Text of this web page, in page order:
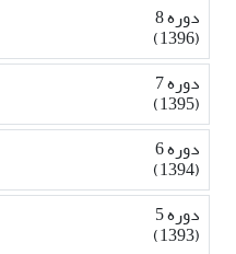
دوره 8
(1396)
دوره 7
(1395)
دوره 6
(1394)
دوره 5
(1393)